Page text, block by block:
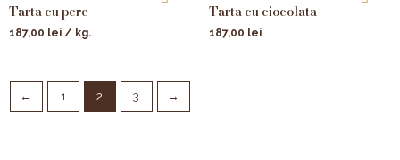
Tarta cu pere
187,00 lei / kg.
Tarta cu ciocolata
187,00 lei
← 1 2 3 →